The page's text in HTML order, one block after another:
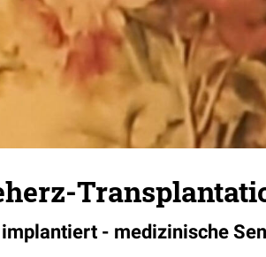
- medizinische